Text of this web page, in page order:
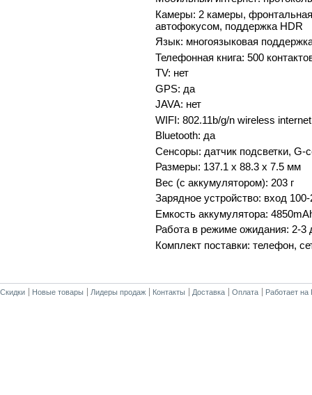
Камеры: 2 камеры,
автофокусом, поддержка HDR
Язык: многоязыковая
Телефонная книга: 500
TV: нет
GPS: да
JAVA: нет
WIFI: 802.11b/g/n wireless internet
Bluetooth: да
Сенсоры: датчик подсветки, G-
Размеры: 137.1 x 88.3 x 7.5 мм
Вес (с аккумулятором): 203 г
Зарядное устройство: вход
Емкость аккумулятора:
Работа в режиме ожидания: 2-3
Комплект поставки: телефон,
Скидки Новые товары Лидеры продаж Контакты Доставка Оплата Работает на